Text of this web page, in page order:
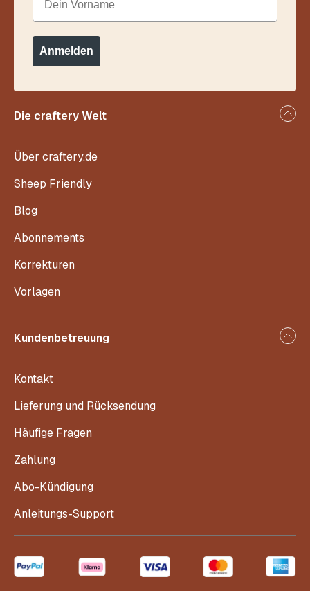
Die craftery Welt
Über craftery.de
Sheep Friendly
Blog
Abonnements
Korrekturen
Vorlagen
Kundenbetreuung
Kontakt
Lieferung und Rücksendung
Häufige Fragen
Zahlung
Abo-Kündigung
Anleitungs-Support
Anmelden